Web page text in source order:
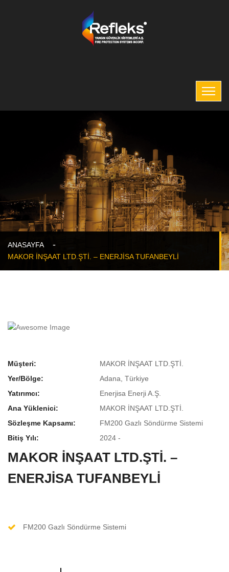
ANASAYFA
MAKOR İNŞAAT LTD.ŞTİ. – ENERJİSA TUFANBEYLİ
Müşteri:
MAKOR İNŞAAT LTD.ŞTİ.
Yer/Bölge:
Adana, Türkiye
Yatırımcı:
Enerjisa Enerji A.Ş.
Ana Yüklenici:
MAKOR İNŞAAT LTD.ŞTİ.
Sözleşme Kapsamı:
FM200 Gazlı Söndürme Sistemi
Bitiş Yılı:
2024 -
MAKOR İNŞAAT LTD.ŞTİ. –
ENERJİSA TUFANBEYLİ
FM200 Gazlı Söndürme Sistemi